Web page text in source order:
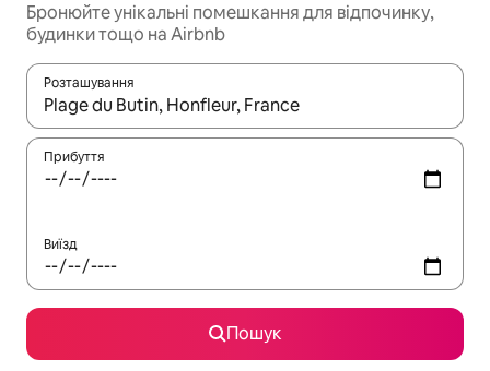
Бронюйте унікальні помешкання для відпочинку,
будинки тощо на Airbnb
Розташування
Отримавши результати пошуку, використовуйте для
Прибуття
Виїзд
Пошук